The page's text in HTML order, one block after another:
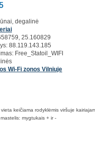
degalinė
25.160829
88.119.143.185
Free_Statoil_WIFI
Wi-Fi zonos Vilniuje
keičiama rodyklėmis viršuje
mygtukais + ir -